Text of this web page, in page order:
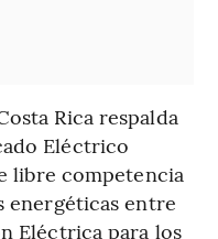
Rica respalda
Eléctrico
libre competencia
energéticas entre
Eléctrica para los